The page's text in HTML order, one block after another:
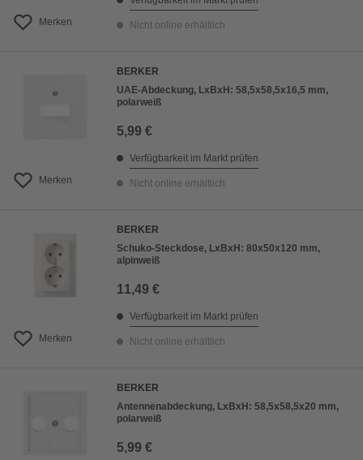
Merken Nicht online erhältlich
Merken
BERKER
UAE-Abdeckung, LxBxH: 58,5x58,5x16,5 mm,
polarweiß
5,99 €
Verfügbarkeit im Markt prüfen
Nicht online erhältlich
Merken
BERKER
Schuko-Steckdose, LxBxH: 80x50x120 mm,
alpinweiß
11,49 €
Verfügbarkeit im Markt prüfen
Nicht online erhältlich
BERKER
Antennenabdeckung, LxBxH: 58,5x58,5x20 mm,
polarweiß
5,99 €